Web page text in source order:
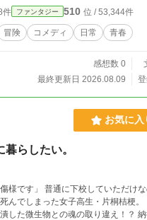
件 ファンタジー 510 位 / 53,344件
冒険 コメディ 日常 青春
感想数 0
最終更新日 2026.08.09
お気に入
らしたい。
に下校していただけなのに、天使の手
でしまった女子高生・片桐桔梗。 しかも原因は―
微生物との魂の取り違え！？ 納得できない桔梗